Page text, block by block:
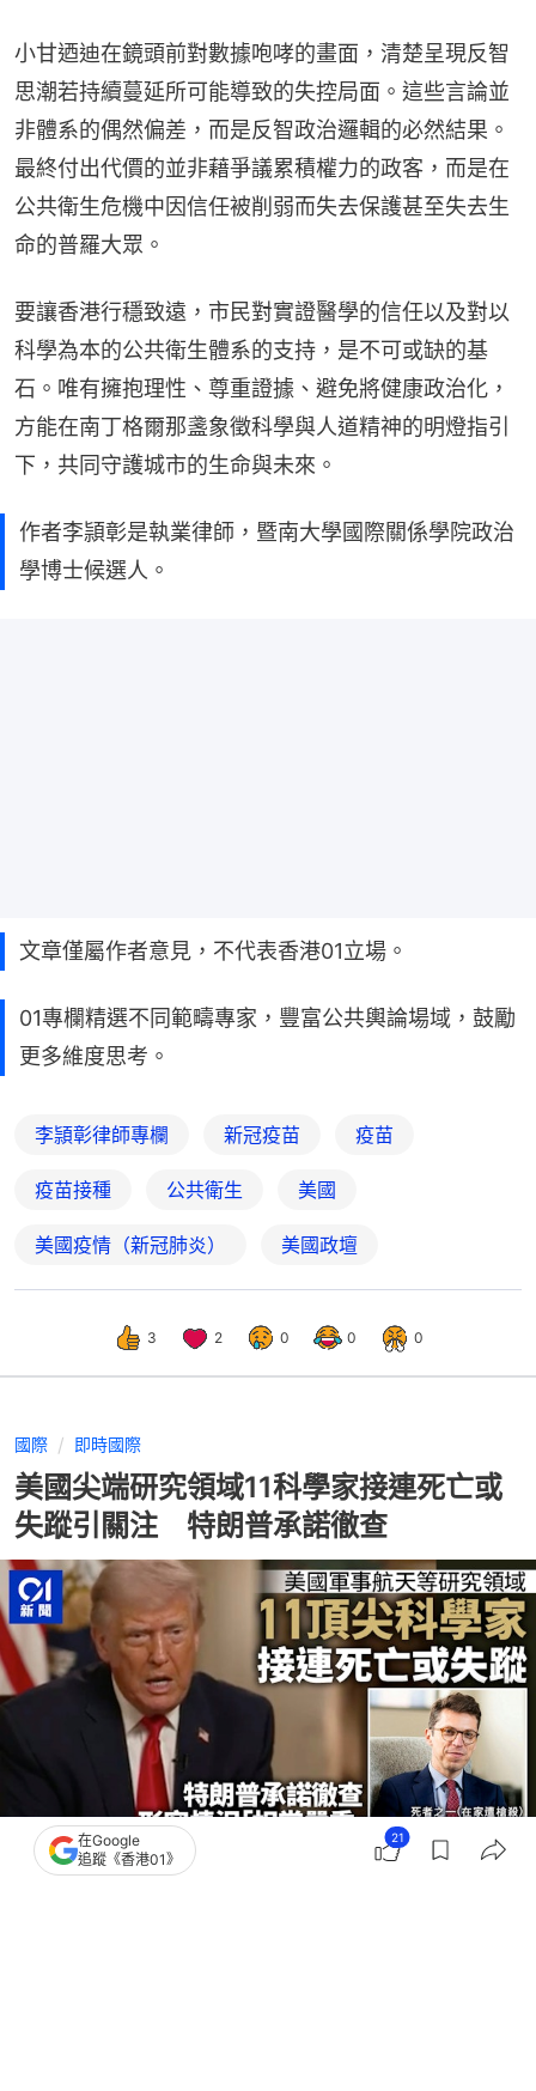
小甘迺迪在鏡頭前對數據咆哮的畫面，清楚呈現反智
思潮若持續蔓延所可能導致的失控局面。這些言論並
非體系的偶然偏差，而是反智政治邏輯的必然結果。
最終付出代價的並非藉爭議累積權力的政客，而是在
公共衛生危機中因信任被削弱而失去保護甚至失去生
命的普羅大眾。
要讓香港行穩致遠，市民對實證醫學的信任以及對以
科學為本的公共衛生體系的支持，是不可或缺的基
石。唯有擁抱理性、尊重證據、避免將健康政治化，
方能在南丁格爾那盞象徵科學與人道精神的明燈指引
下，共同守護城市的生命與未來。
作者李頴彰是執業律師，暨南大學國際關係學院政治
學博士候選人。
文章僅屬作者意見，不代表香港01立場。
01專欄精選不同範疇專家，豐富公共輿論場域，鼓勵
更多維度思考。
李頴彰律師專欄 新冠疫苗 疫苗
疫苗接種 公共衛生 美國
美國疫情（新冠肺炎） 美國政壇
3 2 0 0 0
國際 即時國際
美國尖端研究領域11科學家接連死亡或
失蹤引關注 特朗普承諾徹查
撰文：韓學敏 成依華
在Google
追蹤《香港01》
21